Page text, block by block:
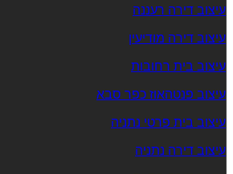
עיצוב דירה רעננה
עיצוב דירה מודיעין
עיצוב בית רחובות
עיצוב פנטהאוז כפר סבא
עיצוב בית פרטי נתניה
עיצוב דירה נתניה